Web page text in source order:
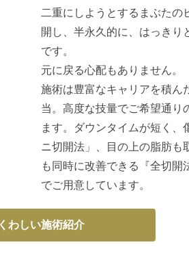
二重にしようとするまぶたの
開し、半永久的に、はっきり
です。
元に戻る心配もありません。
施術は豊富なキャリアを積ん
当。高度な技量でご希望通り
ます。ダウンタイムが短く、
ニ切開法」、目の上の脂肪も
も同時に改善できる『全切開
でご用意しています。
わしい施術紹介